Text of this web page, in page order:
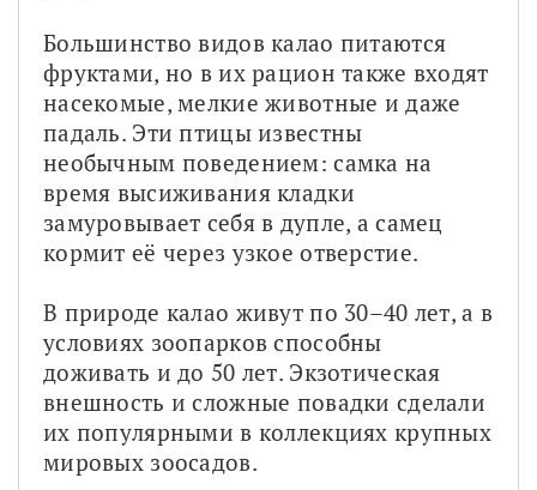
Большинство видов калао питаются
фруктами, но в их рацион также входят
насекомые, мелкие животные и даже
падаль. Эти птицы известны
необычным поведением: самка на
время высиживания кладки
замуровывает себя в дупле, а самец
кормит её через узкое отверстие.
В природе калао живут по 30–40 лет, а в
условиях зоопарков способны
доживать и до 50 лет. Экзотическая
внешность и сложные повадки сделали
их популярными в коллекциях крупных
мировых зоосадов.